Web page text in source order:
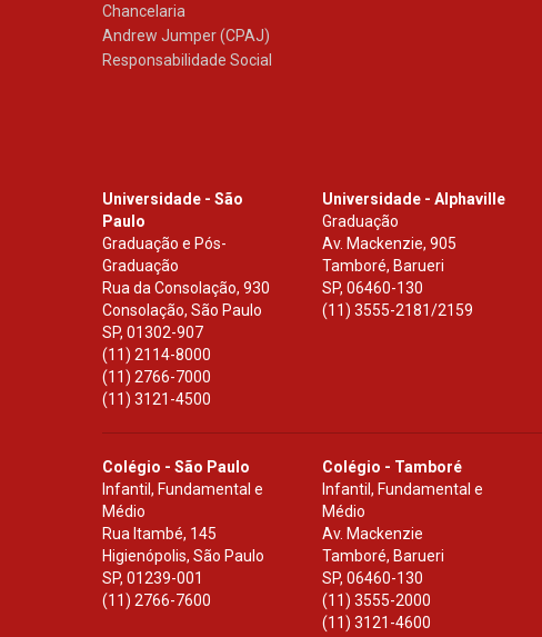
Chancelaria
Andrew Jumper (CPAJ)
Responsabilidade Social
Universidade - São
Paulo
Graduação e Pós-
Graduação
Rua da Consolação, 930
Consolação, São Paulo
SP, 01302-907
(11) 2114-8000
(11) 2766-7000
(11) 3121-4500
Universidade - Alphaville
Graduação
Av. Mackenzie, 905
Tamboré, Barueri
SP,06460-130
(11) 3555-2181/2159
Colégio - São Paulo
Infantil, Fundamental e
Médio
Rua Itambé, 145
Higienópolis, São Paulo
SP, 01239-001
(11) 2766-7600
Colégio - Tamboré
Infantil, Fundamental e
Médio
Av. Mackenzie
Tamboré, Barueri
SP,06460-130
(11) 3555-2000
(11) 3121-4600